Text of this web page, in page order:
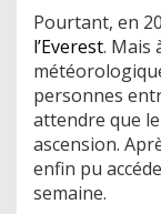
Pourtant, en
l’Everest. Mais
personnes
attendre que
ascension.
enfin pu
semaine.